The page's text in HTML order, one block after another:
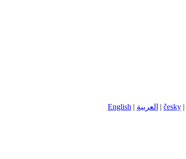
English | العربية | česky |